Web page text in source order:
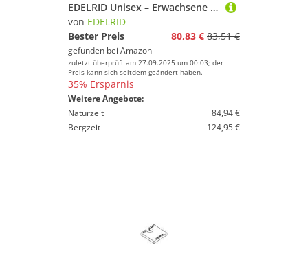
EDELRID Unisex – Erwachsene Via Ferrata Belay Kit II Klettersteigset, Assorted Colours, 25
von EDELRID
Bester Preis
80,83 € 83,51 €
gefunden bei Amazon
zuletzt überprüft am 27.09.2025 um 00:03; der
Preis kann sich seitdem geändert haben.
35% Ersparnis
Weitere Angebote:
Naturzeit
84,94 €
Bergzeit
124,95 €